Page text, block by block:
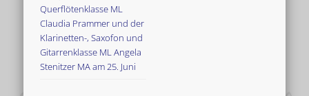
Querflötenklasse ML
Claudia Prammer und der
Klarinetten-, Saxofon und
Gitarrenklasse ML Angela
Stenitzer MA am 25. Juni